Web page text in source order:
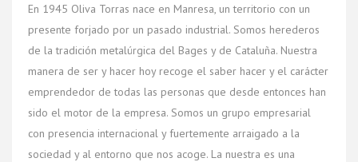
En 1945 Oliva Torras nace en Manresa, un territorio con un
presente forjado por un pasado industrial. Somos herederos
de la tradición metalúrgica del Bages y de Cataluña. Nuestra
manera de ser y hacer hoy recoge el saber hacer y el carácter
emprendedor de todas las personas que desde entonces han
sido el motor de la empresa. Somos un grupo empresarial
con presencia internacional y fuertemente arraigado a la
sociedad y al entorno que nos acoge. La nuestra es una